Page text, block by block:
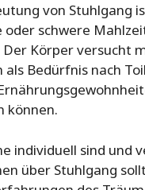
von Stuhlgang
schwere
Körper versucht
Bedürfnis nach
können.
individuell sind und
über Stuhlgang